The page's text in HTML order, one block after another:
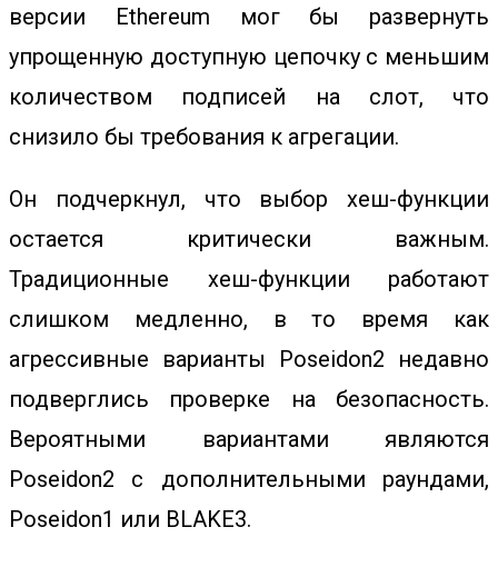
версии Ethereum мог бы развернуть
упрощенную доступную цепочку с меньшим
количеством подписей на слот, что
снизило бы требования к агрегации.
Он подчеркнул, что выбор хеш-функции
остается критически важным.
Традиционные хеш-функции работают
слишком медленно, в то время как
агрессивные варианты Poseidon2 недавно
подверглись проверке на безопасность.
Вероятными вариантами являются
Poseidon2 с дополнительными раундами,
Poseidon1 или BLAKE3.